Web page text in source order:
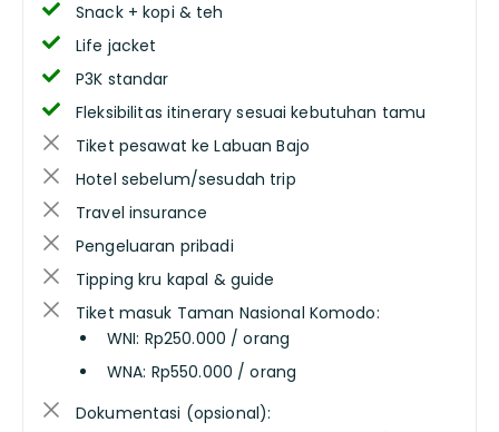
Snack + kopi & teh
Life jacket
P3K standar
Fleksibilitas itinerary sesuai kebutuhan tamu
Tiket pesawat ke Labuan Bajo
Hotel sebelum/sesudah trip
Travel insurance
Pengeluaran pribadi
Tipping kru kapal & guide
Tiket masuk Taman Nasional Komodo:
WNI: Rp250.000 / orang
WNA: Rp550.000 / orang
Dokumentasi (opsional):